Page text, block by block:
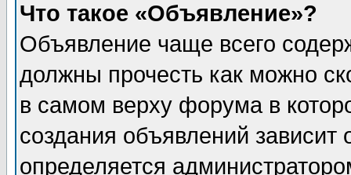
Что такое «Объявление»?
Объявление чаще всего
должны прочесть как можно
в самом верху форума в
создания объявлений зависит
определяется